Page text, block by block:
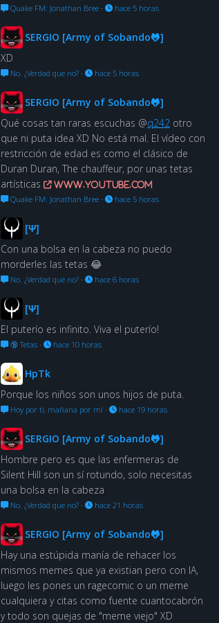
Quake FM: Jonathan Bree · hace 5 horas
SERGIO [Army of Sobando🐸]
XD
No. ¿Verdad que no? · hace 5 horas
SERGIO [Army of Sobando🐸]
Qué cosas tan raras escuchas @q242 otro
que ni puta idea XD No está mal. El vídeo con
restricción de edad es como el clásico de
Duran Duran, The chauffeur, por unas tetas
artísticas
www.youtube.com
Quake FM: Jonathan Bree · hace 5 horas
[Ψ]
Con una bolsa en la cabeza no puedo
morderles las tetas 😂
No. ¿Verdad que no? · hace 6 horas
[Ψ]
El puterío es infinito. Viva el puterío!
🔞 Tetas · hace 10 horas
HpTk
Porque los niños son unos hijos de puta.
Hoy por ti, mañana por mí · hace 19 horas
SERGIO [Army of Sobando🐸]
Hombre pero es que las enfermeras de
Silent Hill son un sí rotundo, solo necesitas
una bolsa en la cabeza
No. ¿Verdad que no? · hace 21 horas
SERGIO [Army of Sobando🐸]
Hay una estúpida manía de rehacer los
mismos memes que ya existian pero con IA,
luego les pones un ragecomic o un meme
cualquiera y citas como fuente cuantocabrón
y todo son quejas de "meme viejo" XD